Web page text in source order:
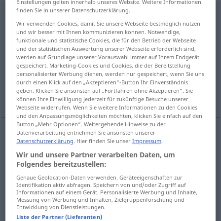
Verhinderungf <Verhinderung;kein
Übersicht aller Übersetzungen
(Für mehr Details die Übersetzung anklicken/antippen)
prevention preclusion, prevention
Weitere Beispiele...
prevention Verhinderung von Unfällen etc
preclusion Verhinderung Unmöglichmachen
prevention VerhinderungUnmöglichmachen
Einstellungen gelten innerhalb unseres Website. Weitere Informationen
finden Sie in unserer Datenschutzerklärung.
Wir verwenden Cookies, damit Sie unsere Webseite bestmöglich nutzen
und wir besser mit Ihnen kommunizieren können. Notwendige,
funktionale und statistische Cookies, die für den Betrieb der Webseite
und der statistischen Auswertung unserer Webseite erforderlich sind,
werden auf Grundlage unserer Vorauswahl immer auf Ihrem Endgerät
gespeichert. Marketing-Cookies und Cookies, die der Bereitstellung
personalisierter Werbung dienen, werden nur gespeichert, wenn Sie uns
durch einen Klick auf den „Akzeptieren“-Button Ihr Einverständnis
geben. Klicken Sie ansonsten auf „Fortfahren ohne Akzeptieren“. Sie
können Ihre Einwilligung jederzeit für zukünftige Besuche unserer
Webseite widerrufen. Wenn Sie weitere Informationen zu den Cookies
und den Anpassungsmöglichkeiten möchten, klicken Sie einfach auf den
Button „Mehr Optionen“. Weitergehende Hinweise zu der
Datenverarbeitung entnehmen Sie ansonsten unserer
Datenschutzerklärung. Hier finden Sie unserImpressum.
Wir und unsere Partner verarbeiten Daten, um
Folgendes bereitzustellen:
Genaue Geolocation-Daten verwenden. Geräteeigenschaften zur
Identifikation aktiv abfragen. Speichern von und/oder Zugriff auf
Informationen auf einem Gerät. Personalisierte Werbung und Inhalte,
Messung von Werbung und Inhalten, Zielgruppenforschung und
Entwicklung von Dienstleistungen.
Liste der Partner (Lieferanten)